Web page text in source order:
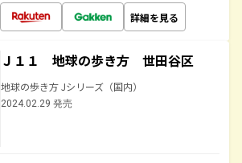
詳細を見る
Ｊ１１ 地球の歩き方 世田谷区
地球の歩き方 Jシリーズ（国内）
2024.02.29 発売